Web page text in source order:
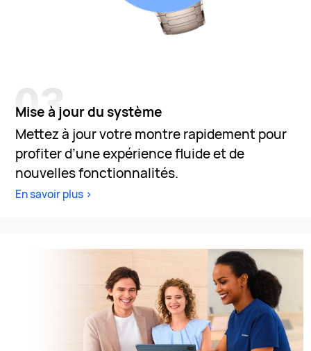
Mise à jour du système
Mettez à jour votre montre rapidement pour
profiter d’une expérience fluide et de
nouvelles fonctionnalités.
En savoir plus >